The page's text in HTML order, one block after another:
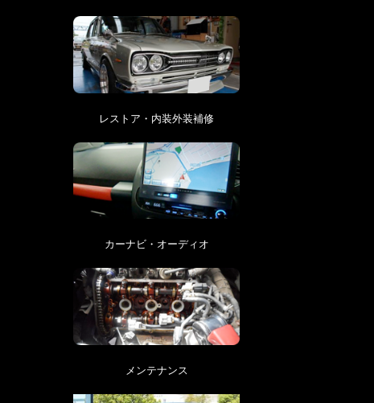
レストア・内装外装補修
カーナビ・オーディオ
メンテナンス